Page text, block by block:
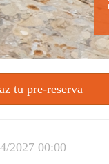
tu pre-reserva
2027 00:00